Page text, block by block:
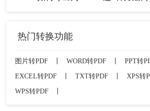
热门转换功能
图片转PDF WORD转PDF PPT转
EXCEL转PDF
TXT转PDF XPS转
WPS转PDF